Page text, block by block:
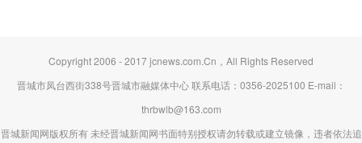
Copyright 2006 - 2017 jcnews.com.Cn，All Rights Reserved
晋城市凤台西街338号晋城市融媒体中心 联系电话：0356-2025100 E-mail：
thrbwlb@163.com
晋城新闻网版权所有 未经晋城新闻网书面特别授权请勿转载或建立镜像，违者依法追